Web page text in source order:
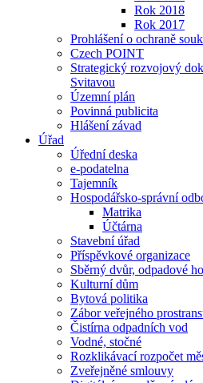
Rok 2018
Rok 2017
Prohlášení o ochraně
Czech POINT
Strategický rozvojový
Svitavou
Územní plán
Povinná publicita
Hlášení závad
Úřad
Úřední deska
e-podatelna
Tajemník
Hospodářsko-správní
Matrika
Účtárna
Stavební úřad
Příspěvkové organizace
Sběrný dvůr, odpadové
Kulturní dům
Bytová politika
Zábor veřejného
Čistírna odpadních vod
Vodné, stočné
Rozklikávací rozpočet
Zveřejněné smlouvy